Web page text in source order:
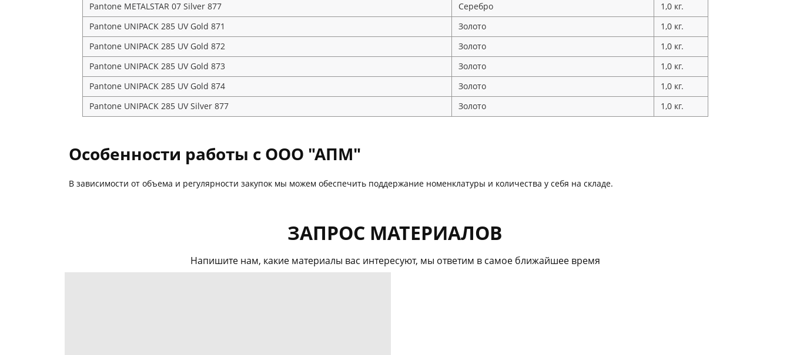
Pantone METALSTAR 07 Silver 877
Серебро
1,0 кг.
Pantone UNIPACK 285 UV Gold 871
Золото
1,0 кг.
Pantone UNIPACK 285 UV Gold 872
Золото
1,0 кг.
Pantone UNIPACK 285 UV Gold 873
Золото
1,0 кг.
Pantone UNIPACK 285 UV Gold 874
Золото
1,0 кг.
Pantone UNIPACK 285 UV Silver 877
Золото 1,0 кг.
Особенности работы с ООО "АПМ"
В зависимости от объема и регулярности закупок мы можем обеспечить поддержание номенклатуры и количества у себя на складе.
ЗАПРОС МАТЕРИАЛОВ
Напишите нам, какие материалы вас интересуют, мы ответим в самое ближайшее время